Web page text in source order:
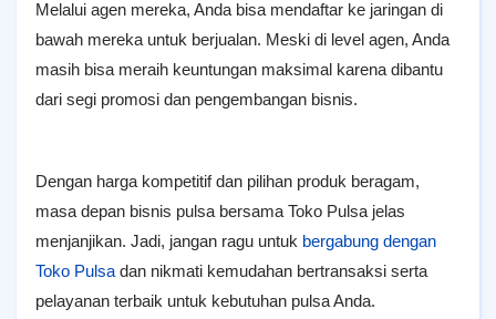
Melalui agen mereka, Anda bisa mendaftar ke jaringan di
bawah mereka untuk berjualan. Meski di level agen, Anda
masih bisa meraih keuntungan maksimal karena dibantu
dari segi promosi dan pengembangan bisnis.
Dengan harga kompetitif dan pilihan produk beragam,
masa depan bisnis pulsa bersama Toko Pulsa jelas
menjanjikan. Jadi, jangan ragu untuk bergabung dengan
Toko Pulsa dan nikmati kemudahan bertransaksi serta
pelayanan terbaik untuk kebutuhan pulsa Anda.